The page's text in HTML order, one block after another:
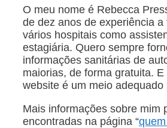
O meu nome é Rebecca
de dez anos de experiência a
vários hospitais como
estagiária. Quero sempre
informações sanitárias de
maiorias, de forma gratuita.
website é um meio adequado
Mais informações sobre mim
encontradas na página “